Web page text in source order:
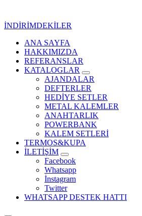
İNDİRİMDEKİLER
Kurumsal Promosyon-Hediyelik
ANA SAYFA
HAKKIMIZDA
REFERANSLAR
KATALOGLAR
AJANDALAR
DEFTERLER
HEDİYE SETLER
METAL KALEMLER
ANAHTARLIK
POWERBANK
KALEM SETLERİ
TERMOS&KUPA
İLETİŞİM
Facebook
Whatsapp
İnstagram
Twitter
WHATSAPP DESTEK HATTI